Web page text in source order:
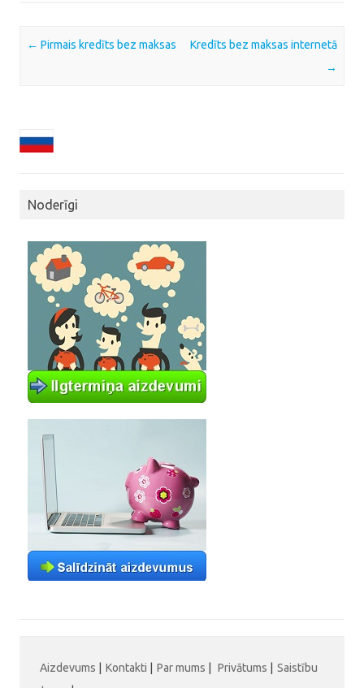
Post navigation
← Pirmais kredīts bez maksas
Kredīts bez maksas internetā
→
Noderīgi
Aizdevums Kontakti Par mums Privātums
Saistību